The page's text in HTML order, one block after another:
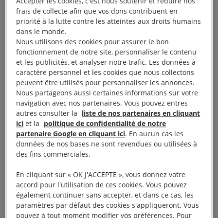
En 2015, lors de la COP 21, les 196 pays signataires
de l’Accord de Paris se sont entendus sur un plan
de route pour lutter contre le changement
climatique et réduire leurs émissions de gaz à effet
de serre. Depuis 2015, et tous les 5 ans, ces
mêmes États sont dans l’obligation de réviser
leurs « contributions déterminées au niveau
national » (CDN), c’est-à-dire d’indiquer
leurs objectifs de réduction d’émissions de gaz à
effet de serre. La prochaine échéance est le 31
décembre 2020.
Mais la trajectoire prise est alarmante : les CDN de
2015 mènent vers un réchauffement des
températures supérieur à 3°C !
frais de collecte afin que vos dons contribuent en
priorité à la lutte contre les atteintes aux droits humains
dans le monde.
Nous utilisons des cookies pour assurer le bon
fonctionnement de notre site, personnaliser le contenu
et les publicités, et analyser notre trafic. Les données à
caractère personnel et les cookies que nous collectons
peuvent être utilisés pour personnaliser les annonces.
Nous partageons aussi certaines informations sur votre
navigation avec nos partenaires. Vous pouvez entres
autres consulter la liste de nos partenaires en cliquant
ici et la politique de confidentialité de notre
partenaire Google en cliquant ici. En aucun cas les
données de nos bases ne sont revendues ou utilisées à
des fins commerciales.
En cliquant sur « OK J'ACCEPTE », vous donnez votre
accord pour l'utilisation de ces cookies. Vous pouvez
également continuer sans accepter, et dans ce cas, les
paramètres par défaut des cookies s'appliqueront. Vous
pouvez à tout moment modifier vos préférences. Pour